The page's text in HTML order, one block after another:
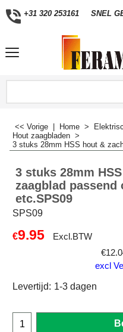
+31 320 253161 SNEL
<< Vorige Home >
Hout zaagbladen >
3 stuks 28mm HSS hout &
3 stuks 28mm
zaagblad passend
etc.SPS09
SPS09
€9.95
Excl.BTW
€
excl
Levertijd: 1-3 dagen